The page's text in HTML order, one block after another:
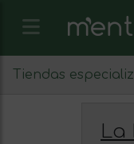
Tiendas
La